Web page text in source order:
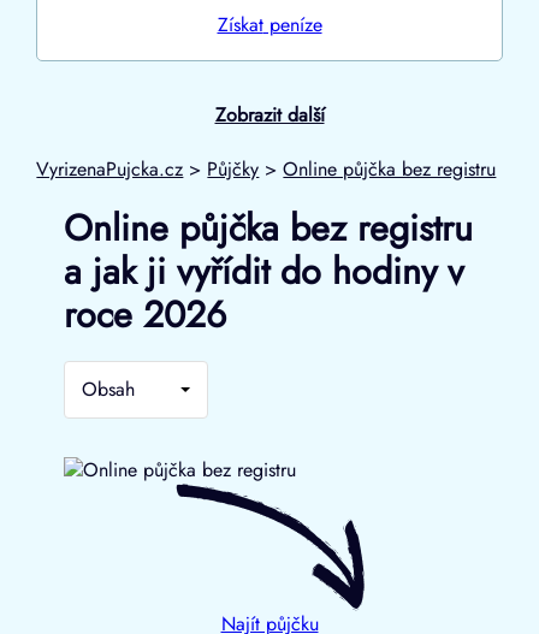
Získatpeníze
Zobrazit další
VyrizenaPujcka.cz > Půjčky > Online půjčka bez registru
Online půjčka bez registru
a jak ji vyřídit do hodiny v
roce 2026
Obsah
Najít půjčku